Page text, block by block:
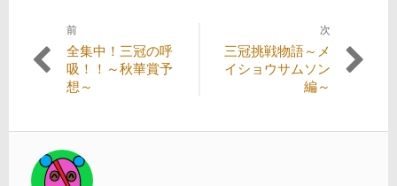
稿
ゲ
ー
前
過
去
の
全集中！三冠の呼
吸！！～秋華賞予
想～
次
三冠挑戦物語～メ
イショウサムソン
編～